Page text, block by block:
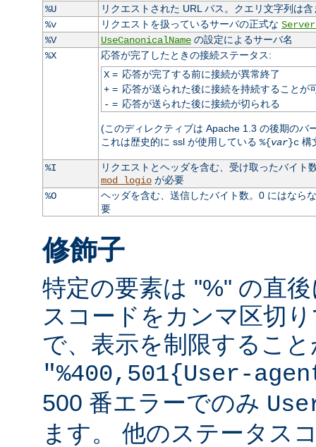
%U
リクエストされた URL パス。クエリ文字列は含
%v
リクエストを扱っているサーバの正式な
%V
UseCanonicalNameの設定によるサーバ名
%X
応答が完了したときの接続ステータス:
X= 応答が完了する前に接続が異常終了
+= 応答が送られた後に接続を持続することが
- = 応答が送られた後に接続が切られる
(このディレクティブは Apache 1.3 の後期のバ
これは歴史的に ssl が使用している %{var}c構
%I
リクエストとヘッダを含む、受け取ったバイ
mod_logioが必要
%O
ヘッダを含む、送信したバイト数。0 にはなら
要
修飾子
特定の要素は "%" の直
スコードをカンマ区切
で、表示を制限するこ
"%400,501{User-
500 番エラーでのみ
ます。 他のステータス